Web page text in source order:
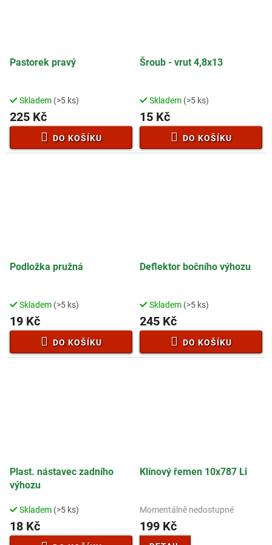
Pastorek pravý
Skladem (>5 ks)
225 Kč
DO KOŠÍKU
Šroub - vrut 4,8x13
Skladem (>5 ks)
15 Kč
DO KOŠÍKU
Podložka pružná
Skladem (>5 ks)
19 Kč
DO KOŠÍKU
Deflektor bočního výhozu
Skladem (>5 ks)
245 Kč
DO KOŠÍKU
Plast. nástavec zadního
výhozu
Skladem (>5 ks)
18 Kč
Klínový řemen 10x787 Li
Momentálně nedostupné
199 Kč